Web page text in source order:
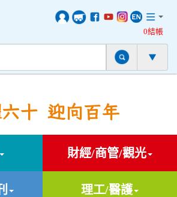
0結帳
十 迎向百年
財經/商管/觀光
理工/醫護